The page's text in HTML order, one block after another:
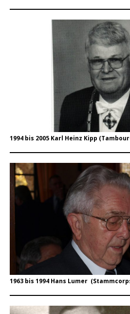
1994 bis 2005 Karl Heinz Kipp
1963 bis 1994 Hans Lumer